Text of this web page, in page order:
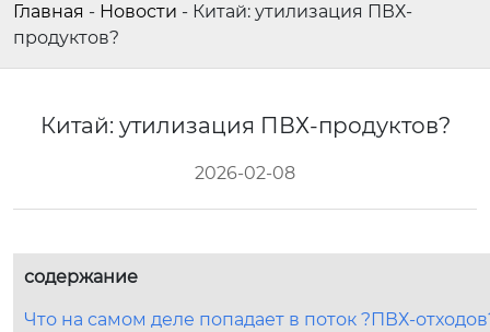
Главная - Новости - Китай: утилизация ПВХ-
продуктов?
Китай: утилизация ПВХ-продуктов?
2026-02-08
содержание
Что на самом деле попадает в поток ?ПВХ-